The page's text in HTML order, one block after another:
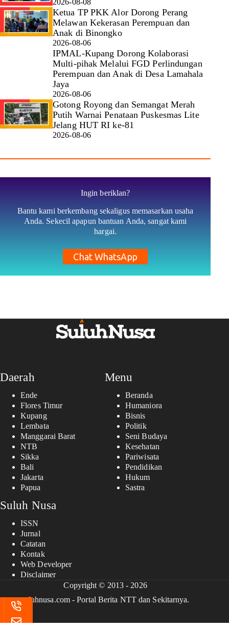
Ketua TP PKK Alor Dorong Perang
Melawan Kekerasan Perempuan dan
Anak di Binongko
2026-08-06
IPMAL-Kupang Dorong Kolaborasi
Multi-pihak Melalui FGD Perlindungan
Perempuan dan Anak di Desa Lamahala
Jaya
2026-08-06
Gotong Royong dan Semangat Merah
Putih Warnai Penataan Puskesmas Lite
Jelang HUT RI ke-81
2026-08-06
Ingin beriklan?
Bantu kami berkembang sekaligus memasarkan usaha
Anda. Sekecil apapun bantuan Anda, sangat kami
hargai.
Chat WhatsApp
Daerah
Ende
Flores Timur
Kupang
Lembata
Manggarai Barat
NTB
Sikka
Bali
Jakarta
Papua
Menu
Beranda
Humaniora
Bisnis
Politik
Seni Budaya
Kesehatan
Pariwisata
Pendidikan
Hukum
Sastra
Suluh Nusa
ISSN
Jurnal
Catatan
Kontak
Web Developer
Disclaimer
Copyright © 2013 - 2026
suluhnusa.com - Portal Berita NTT dan Sekitarnya.